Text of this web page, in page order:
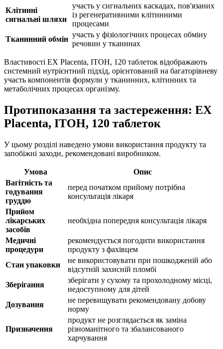
Клітинні
сигнальні шляхи
участь у сигнальних каскадах, пов'язаних
із регенеративними клітинними
процесами
Тканинний обмін
участь у фізіологічних процесах обміну
речовин у тканинах
Властивості EX Placenta, ITOH, 120 таблеток відображають
системний нутрієнтний підхід, орієнтований на багаторівневу
участь компонентів формули у тканинних, клітинних та
метаболічних процесах організму.
Протипоказання та застереження: EX
Placenta, ITOH, 120 таблеток
У цьому розділі наведено умови використання продукту та
запобіжні заходи, рекомендовані виробником.
Умова
Опис
Вагітність та
годування
груддю
перед початком прийому потрібна
консультація лікаря
Прийом
лікарських
засобів
необхідна попередня консультація лікаря
Медичні
процедури
рекомендується погодити використання
продукту з фахівцем
Стан упаковки
не використовувати при пошкодженій або
відсутній захисній пломбі
Зберігання
зберігати у сухому та прохолодному місці,
недоступному для дітей
Дозування
не перевищувати рекомендовану добову
норму
Призначення
продукт не розглядається як заміна
різноманітного та збалансованого
харчування